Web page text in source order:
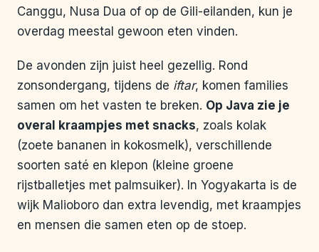
Canggu, Nusa Dua of op de Gili-eilanden, kun je
overdag meestal gewoon eten vinden.
De avonden zijn juist heel gezellig. Rond
zonsondergang, tijdens de iftar, komen families
samen om het vasten te breken. Op Java zie je
overal kraampjes met snacks, zoals kolak
(zoete bananen in kokosmelk), verschillende
soorten saté en klepon (kleine groene
rijstballetjes met palmsuiker). In Yogyakarta is de
wijk Malioboro dan extra levendig, met kraampjes
en mensen die samen eten op de stoep.